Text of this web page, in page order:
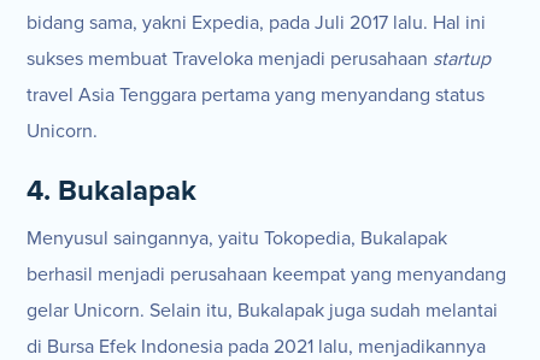
bidang sama, yakni Expedia, pada Juli 2017 lalu. Hal ini
sukses membuat Traveloka menjadi perusahaan startup
travel Asia Tenggara pertama yang menyandang status
Unicorn.
4. Bukalapak
Menyusul saingannya, yaitu Tokopedia, Bukalapak
berhasil menjadi perusahaan keempat yang menyandang
gelar Unicorn. Selain itu, Bukalapak juga sudah melantai
di Bursa Efek Indonesia pada 2021 lalu, menjadikannya